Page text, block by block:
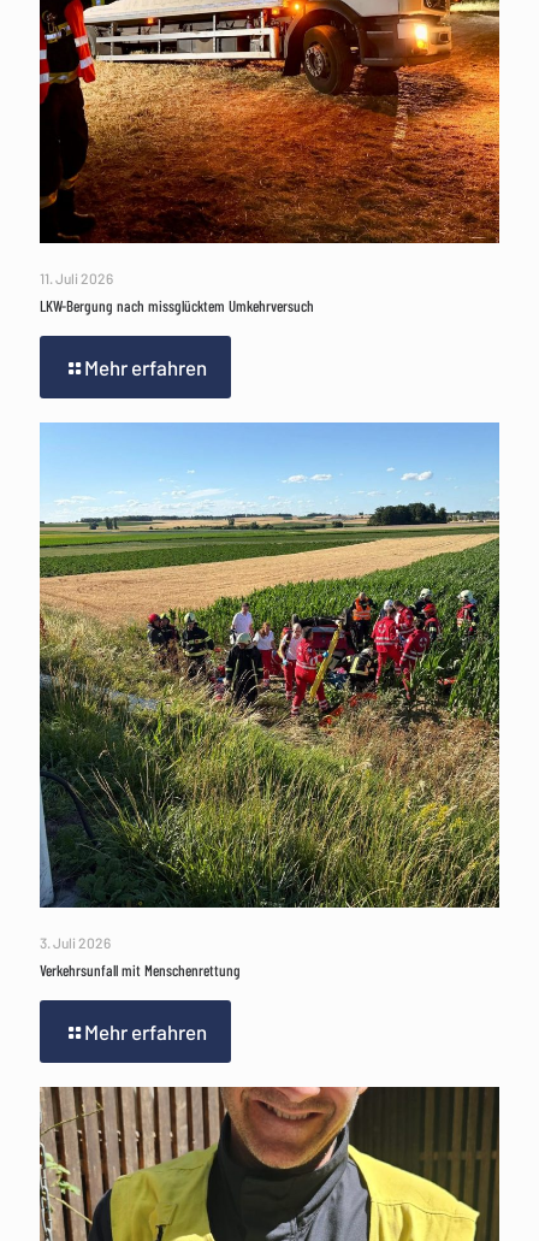
11. Juli 2026
LKW-Bergung nach missglücktem Umkehrversuch
Mehr erfahren
3. Juli 2026
Verkehrsunfall mit Menschenrettung
Mehr erfahren